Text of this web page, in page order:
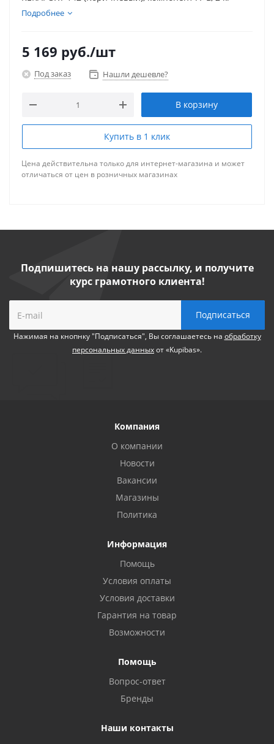
Подробнее
5 169 руб./шт
Под заказ Нашли дешевле?
В корзину
Купить в 1 клик
Цена действительна только для интернет-магазина и может
отличаться от цен в розничных магазинах
Подпишитесь на нашу рассылку, и получите
курс грамотного клиента!
Нажимая на кнопнку "Подписаться", Вы соглашаетесь на обработку
персональных данныхот «Kupibas».
Компания
О компании
Новости
Вакансии
Магазины
Политика
Информация
Помощь
Условия оплаты
Условия доставки
Гарантия на товар
Возможности
Помощь
Вопрос-ответ
Бренды
Наши контакты